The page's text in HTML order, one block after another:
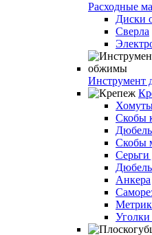
Расходные
Диски
Сверла
Инструмент
Скобы
Скобы
Серьги
Анкера
Уголки